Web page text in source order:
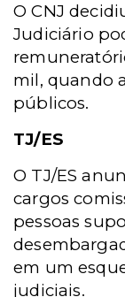
O CNJ
Judiciário
mil, quando
públicos.
TJ/ES
O TJ/ES
cargos
pessoas
em um
judiciais.